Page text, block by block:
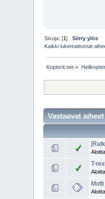
Sivuja: [1]Siirry ylös
Kaikki lukemattomat
Kopterit.net »
Vastaavat aiheet
T-